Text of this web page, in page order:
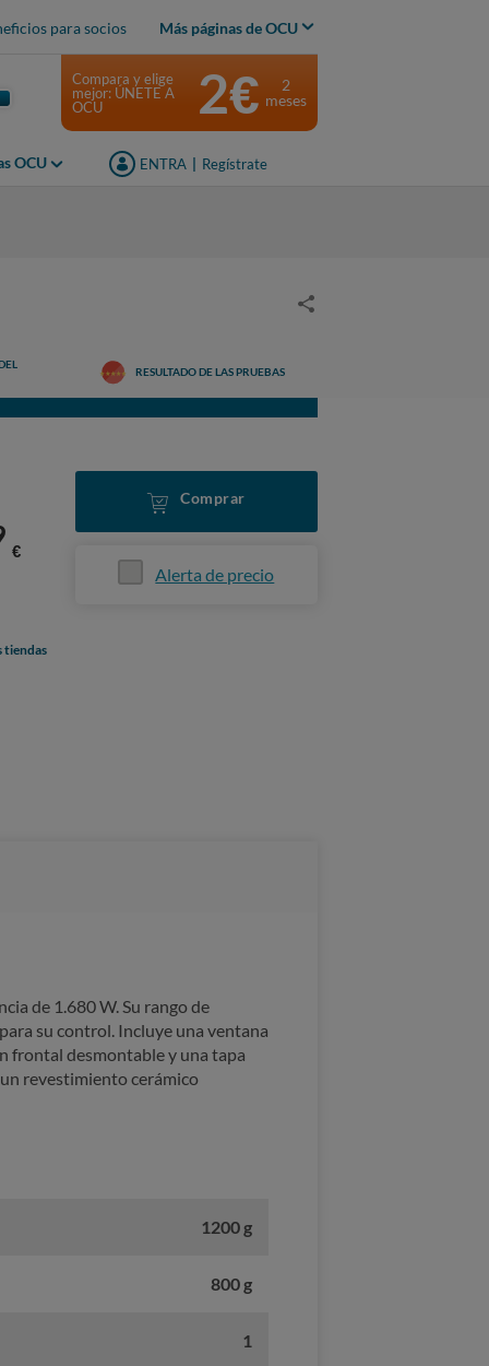
para socios Más páginas de OCU
OCU ENTRA Regístrate
Compara y elige
mejor: ÚNETE A
OCU
2€
2
meses
RESULTADO DE LAS PRUEBAS
€
Comprar
Alerta de precio
tiendas
de 1.680 W. Su rango de
su control. Incluye una ventana
frontal desmontable y una tapa
revestimiento cerámico
1200 g
800 g
1